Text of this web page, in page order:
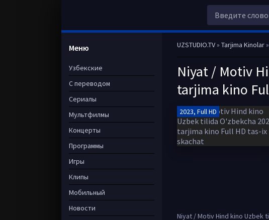
UZSTUDIO.TV» Tarjima Kinolar
Niyat / Motiv
tarjima kino
2023, Full HD
Niyat / Motiv Hind kino Uzbek
Меню
Узбекские
С переводом
Сериалы
Мультфилмы
Концерты
Программы
Игры
Клипы
Мобильный
Новости